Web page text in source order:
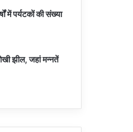
में पर्यटकों की संख्या
झील, जहां मन्नतें